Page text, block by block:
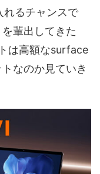
れるチャンスで
輩出してきた
は高額なsurface
なのか見ていき